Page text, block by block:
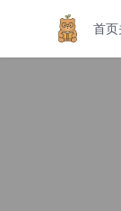
首页